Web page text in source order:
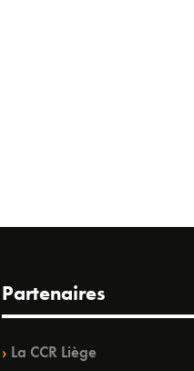
Partenaires
La CCR Liège